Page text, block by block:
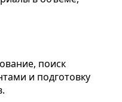
поиск
и подготовку